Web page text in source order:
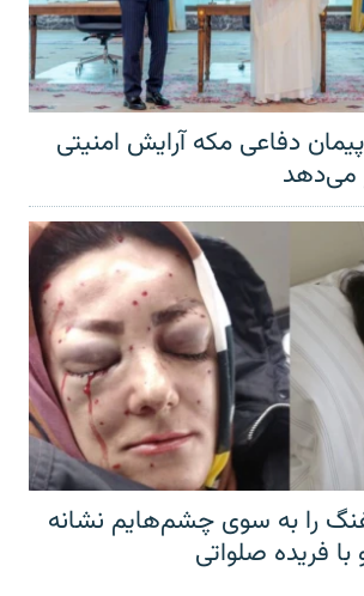
دفاعی مکه آرایش امنیتی
می‌دهد
را به سوی چشم‌هایم نشانه
فریده صلواتی